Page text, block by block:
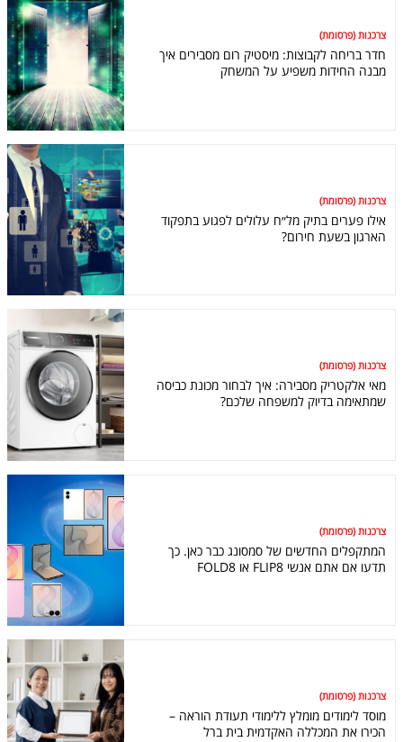
צרכנות (פרסומת)
חדר בריחה לקבוצות: מיסטיק רום מסבירים איך
מבנה החידות משפיע על המשחק
צרכנות (פרסומת)
אילו פערים בתיק מל״ח עלולים לפגוע בתפקוד
הארגון בשעת חירום?
צרכנות (פרסומת)
מאי אלקטריק מסבירה: איך לבחור מכונת כביסה
שמתאימה בדיוק למשפחה שלכם?
צרכנות (פרסומת)
המתקפלים החדשים של סמסונג כבר כאן. כך
תדעו אם אתם אנשי FLIP8 או FOLD8
צרכנות (פרסומת)
מוסד לימודים מומלץ ללימודי תעודת הוראה –
הכירו את המכללה האקדמית בית ברל